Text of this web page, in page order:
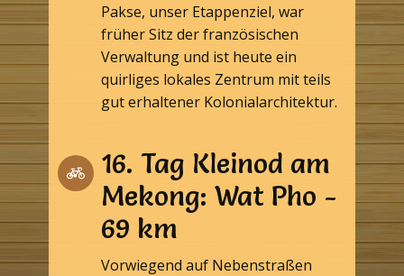
Pakse, unser Etappenziel, war
früher Sitz der französischen
Verwaltung und ist heute ein
quirliges lokales Zentrum mit teils
gut erhaltener Kolonialarchitektur.
16. Tag Kleinod am
Mekong: Wat Pho -
69 km
Vorwiegend auf Nebenstraßen